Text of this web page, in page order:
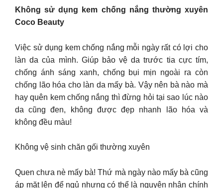
Không sử dụng kem chống nắng thường xuyên
Coco Beauty
Việc sử dụng kem chống nắng mỗi ngày rất có lợi cho
làn da của mình. Giúp bảo vệ da trước tia cực tím,
chống ánh sáng xanh, chống bụi mịn ngoài ra còn
chống lão hóa cho làn da mấy bà. Vậy nên bà nào mà
hay quên kem chống nắng thì đừng hỏi tại sao lúc nào
da cũng đen, không được đẹp nhanh lão hóa và
không đều màu!
Không vệ sinh chăn gối thường xuyên
Quen chưa nè mấy bà! Thứ mà ngày nào mấy bà cũng
áp mặt lên để ngủ nhưng có thể là nguyên nhân chính